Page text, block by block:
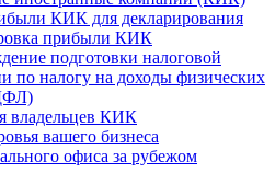
КИК для декларирования
прибыли КИК
подготовки налоговой
по налогу на доходы физических
владельцев КИК
вашего бизнеса
офиса за рубежом